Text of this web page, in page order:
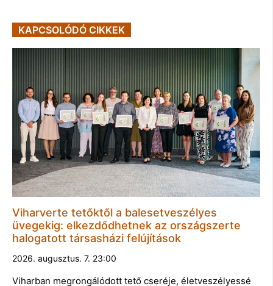
KAPCSOLÓDÓ CIKKEK
Viharverte tetőktől a balesetveszélyes
üvegekig: elkezdődhetnek az országszerte
halogatott társasházi felújítások
2026. augusztus. 7. 23:00
Viharban megrongálódott tető cseréje, életveszélyessé